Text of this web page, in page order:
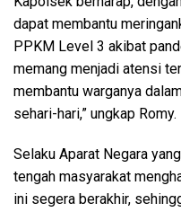
dapat membantu
PPKM Level 3 akibat
memang menjadi atensi
membantu warganya
sehari-hari,” ungkap Romy.
Selaku Aparat Negara
tengah masyarakat
ini segera berakhir,